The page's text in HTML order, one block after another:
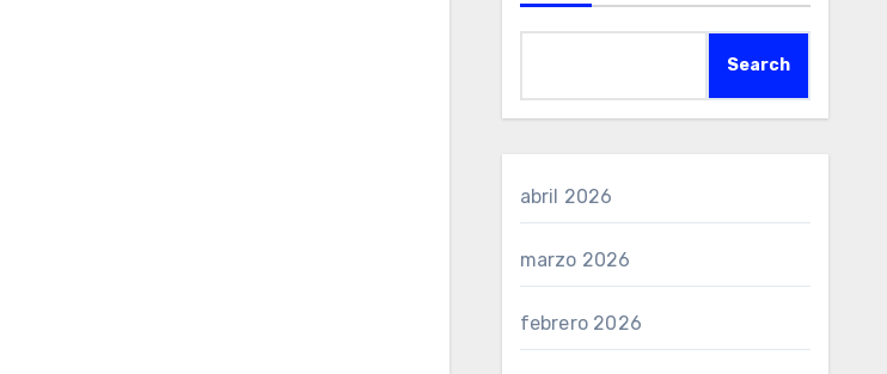
Search
abril 2026
marzo 2026
febrero 2026